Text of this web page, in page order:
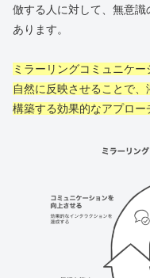
倣する人に対して、無意
あります。
ミラーリングコミュニケ
自然に反映させることで
構築する効果的なアプロー